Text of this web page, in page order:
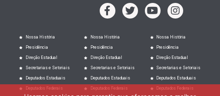
Nossa História
Presidência
Direção Estadual
Secretarias e Setoriais
Deputados Estaduais
Deputados Federais
Nossa História
Presidência
Direção Estadual
Secretarias e Setoriais
Deputados Estaduais
Deputados Federais
Nossa História
Presidência
Direção Estadual
Secretarias e Setoriais
Deputados Estaduais
Deputados Federais